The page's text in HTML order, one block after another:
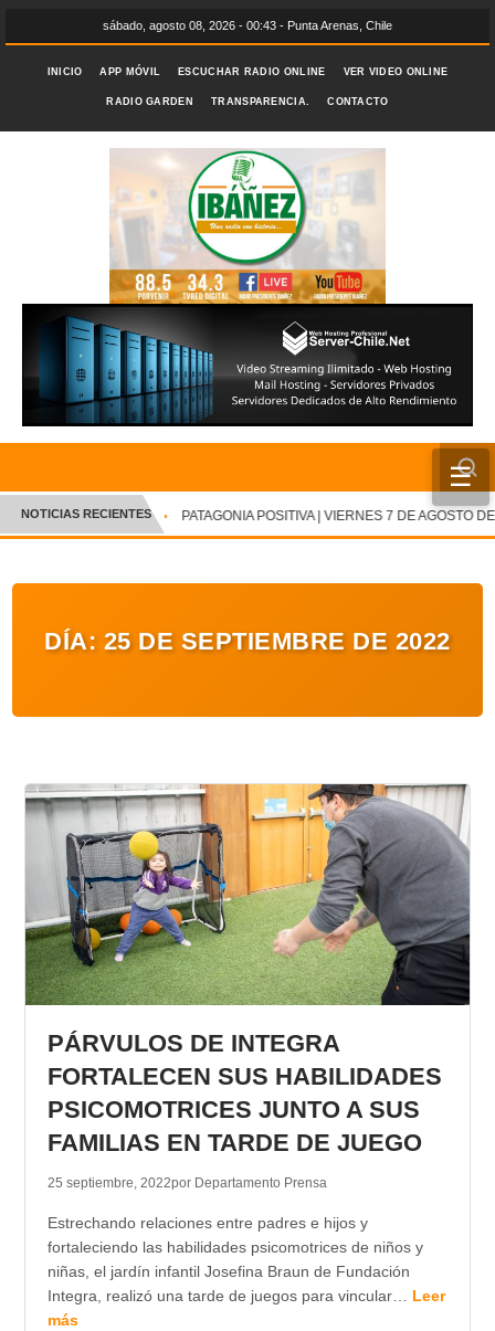
sábado, agosto 08, 2026 - 00:43 - Punta Arenas, Chile
INICIO APP MÓVIL ESCUCHAR RADIO ONLINE VER VIDEO ONLINE
RADIO GARDEN TRANSPARENCIA. CONTACTO
☰
INICIO
CRÓNICA
ENTRETENIMIENTO Y CULTURA
AUDIOS
VIDEOS
GALERIA DE FOTOS
APP MÓVIL
NOTICIAS RECIENTES PATAGONIA POSITIVA | VIERNES 7 DE AGOSTO
DÍA: 25 DE SEPTIEMBRE DE 2022
PÁRVULOS DE INTEGRA
FORTALECEN SUS HABILIDADES
PSICOMOTRICES JUNTO A SUS
FAMILIAS EN TARDE DE JUEGO
25 septiembre, 2022por Departamento Prensa
Estrechando relaciones entre padres e hijos y
fortaleciendo las habilidades psicomotrices de niños y
niñas, el jardín infantil Josefina Braun de Fundación
Integra, realizó una tarde de juegos para vincular… Leer
más